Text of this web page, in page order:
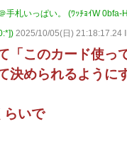
手札いっぱい。 (ﾜｯﾁｮｲW 0bfa-
2025/10/05(日) 21:18:17.24
「このカード使っ
決められるように
らいで